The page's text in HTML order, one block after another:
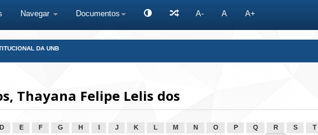
Navegar Documentos A- A A+
DA UNB
Thayana Felipe Lelis dos
D E F G H J K L M N O P Q R S T